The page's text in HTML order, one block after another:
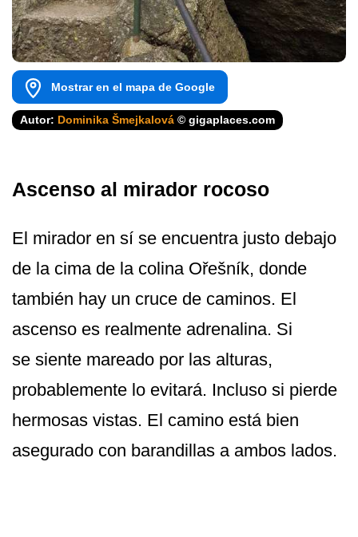
Mostrar en el mapa de Google
Autor: Dominika Šmejkalová © gigaplaces.com
Ascenso al mirador rocoso
El mirador en sí se encuentra justo debajo
de la cima de la colina Ořešník, donde
también hay un cruce de caminos. El
ascenso es realmente adrenalina. Si
se siente mareado por las alturas,
probablemente lo evitará. Incluso si pierde
hermosas vistas. El camino está bien
asegurado con barandillas a ambos lados.